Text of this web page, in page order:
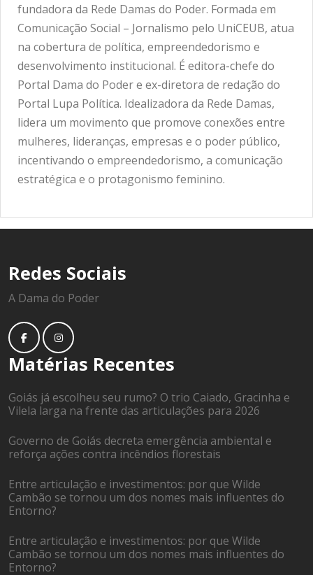
fundadora da Rede Damas do Poder. Formada em
Comunicação Social – Jornalismo pelo UniCEUB, atua
na cobertura de política, empreendedorismo e
desenvolvimento institucional. É editora-chefe do
Portal Dama do Poder e ex-diretora de redação do
Portal Lupa Política. Idealizadora da Rede Damas,
lidera um movimento que promove conexões entre
mulheres, lideranças, empresas e o poder público,
incentivando o empreendedorismo, a comunicação
estratégica e o protagonismo feminino.
Redes Sociais
A Dama do Poder
Matérias Recentes
Goiás já escolheu seu rumo? O trio Caiado, Gracinha e
Vilela larga na frente das articulações para 2026
Governo de Goiás decreta emergência ambiental e
reforça ações contra incêndios florestais
Entre articulação e investimentos: por que Wilde
Cambão se tornou um dos nomes mais influentes do
Entorno?
Entre articulação e investimentos: por que Wilde
Cambão se tornou um dos nomes mais influentes do
Entorno?